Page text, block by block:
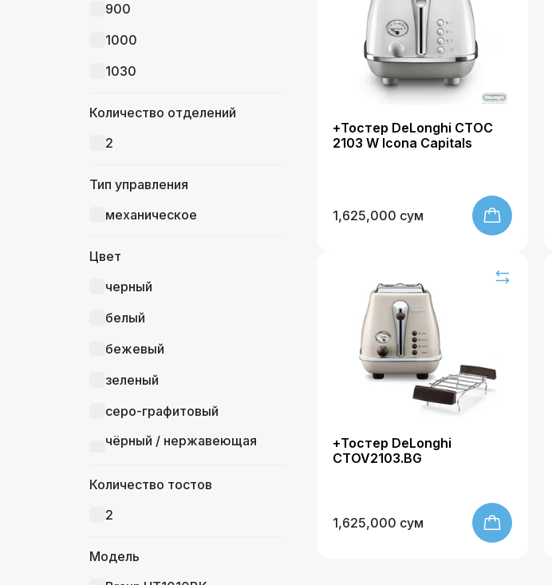
Мультиварка
900
1000
1030
Количество отделений
2
Тип управления
механическое
Цвет
черный
белый
бежевый
зеленый
серо-графитовый
чёрный / нержавеющая
Количество тостов
2
Модель
+Тостер DeLonghi CTOC
2103 W Icona Capitals
1,625,000 сум
+Тостер DeLonghi
CTOV2103.BG
1,625,000 сум